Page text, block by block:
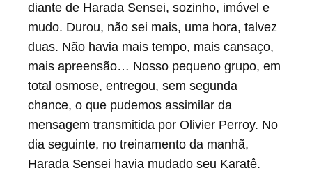
diante de Harada Sensei, sozinho, imóvel e
mudo. Durou, não sei mais, uma hora, talvez
duas. Não havia mais tempo, mais cansaço,
mais apreensão… Nosso pequeno grupo, em
total osmose, entregou, sem segunda
chance, o que pudemos assimilar da
mensagem transmitida por Olivier Perroy. No
dia seguinte, no treinamento da manhã,
Harada Sensei havia mudado seu Karatê.